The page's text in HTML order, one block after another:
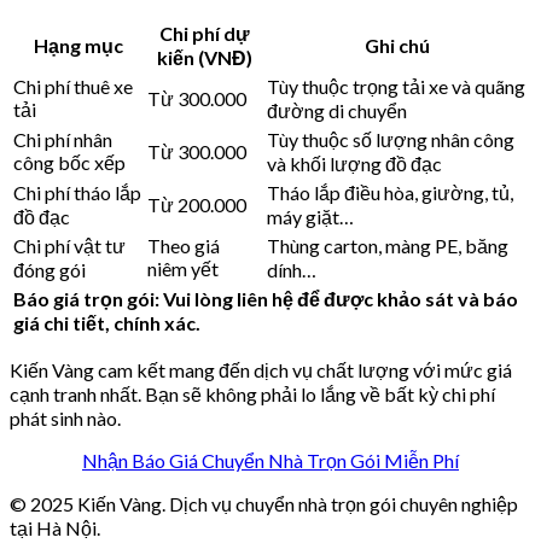
Hạng mục
Chi phí dự
kiến (VNĐ)
Ghi chú
Chi phí thuê xe
tải
Từ 300.000
Tùy thuộc trọng tải xe và quãng
đường di chuyển
Chi phí nhân
công bốc xếp
Từ 300.000
Tùy thuộc số lượng nhân công
và khối lượng đồ đạc
Chi phí tháo lắp
đồ đạc
Từ 200.000
Tháo lắp điều hòa, giường, tủ,
máy giặt…
Chi phí vật tư
đóng gói
Theo giá
niêm yết
Thùng carton, màng PE, băng
dính…
Báo giá trọn gói: Vui lòng liên hệ để được khảo sát và báo
giá chi tiết, chính xác.
Kiến Vàng cam kết mang đến dịch vụ chất lượng với mức giá
cạnh tranh nhất. Bạn sẽ không phải lo lắng về bất kỳ chi phí
phát sinh nào.
Nhận Báo Giá Chuyển Nhà Trọn Gói Miễn Phí
© 2025 Kiến Vàng. Dịch vụ chuyển nhà trọn gói chuyên nghiệp
tại Hà Nội.